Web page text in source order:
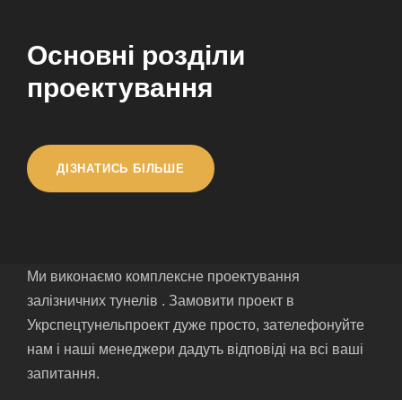
Основні розділи
проектування
ДІЗНАТИСЬ БІЛЬШЕ
Ми виконаємо комплексне проектування
залізничних тунелів . Замовити проект в
Укрспецтунельпроект дуже просто, зателефонуйте
нам і наші менеджери дадуть відповіді на всі ваші
запитання.